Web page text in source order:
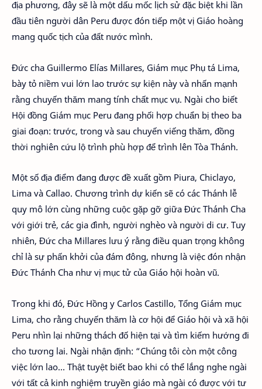
địa phương, đây sẽ là một dấu mốc lịch sử đặc biệt khi lần
đầu tiên người dân Peru được đón tiếp một vị Giáo hoàng
mang quốc tịch của đất nước mình.
Đức cha Guillermo Elías Millares, Giám mục Phụ tá Lima,
bày tỏ niềm vui lớn lao trước sự kiện này và nhấn mạnh
rằng chuyến thăm mang tính chất mục vụ. Ngài cho biết
Hội đồng Giám mục Peru đang phối hợp chuẩn bị theo ba
giai đoạn: trước, trong và sau chuyến viếng thăm, đồng
thời nghiên cứu lộ trình phù hợp để trình lên Tòa Thánh.
Một số địa điểm đang được đề xuất gồm Piura, Chiclayo,
Lima và Callao. Chương trình dự kiến sẽ có các Thánh lễ
quy mô lớn cùng những cuộc gặp gỡ giữa Đức Thánh Cha
với giới trẻ, các gia đình, người nghèo và người di cư. Tuy
nhiên, Đức cha Millares lưu ý rằng điều quan trọng không
chỉ là sự phấn khởi của đám đông, nhưng là việc đón nhận
Đức Thánh Cha như vị mục tử của Giáo hội hoàn vũ.
Trong khi đó, Đức Hồng y Carlos Castillo, Tổng Giám mục
Lima, cho rằng chuyến thăm là cơ hội để Giáo hội và xã hội
Peru nhìn lại những thách đố hiện tại và tìm kiếm hướng đi
cho tương lai. Ngài nhận định: “Chúng tôi còn một công
việc lớn lao… Thật tuyệt biết bao khi có thể lắng nghe ngài
với tất cả kinh nghiệm truyền giáo mà ngài có được với tư